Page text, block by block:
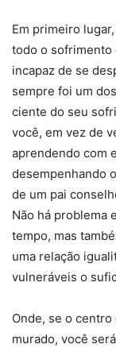
Em primeiro
todo o sofrimento
incapaz de se
sempre foi um
ciente do seu
você, em vez de
aprendendo com
desempenhando
de um pai
Não há problema
tempo, mas
uma relação
vulneráveis o
Onde, se o
murado, você